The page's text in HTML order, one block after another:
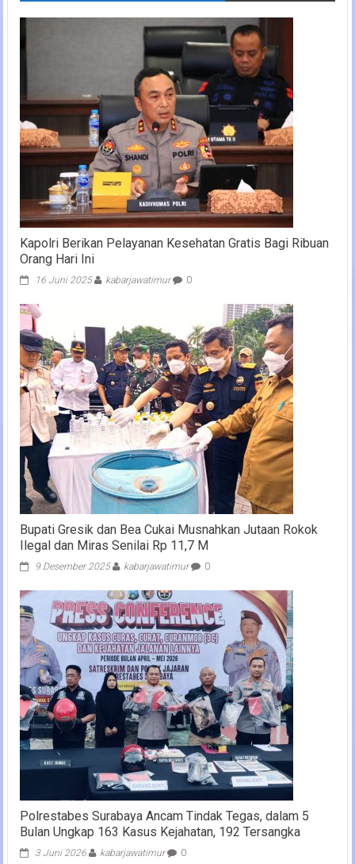
Kapolri Berikan Pelayanan Kesehatan Gratis Bagi Ribuan
Orang Hari Ini
16 Juni 2025 kabarjawatimur 0
Bupati Gresik dan Bea Cukai Musnahkan Jutaan Rokok
Ilegal dan Miras Senilai Rp 11,7 M
9 Desember 2025 kabarjawatimur 0
Polrestabes Surabaya Ancam Tindak Tegas, dalam 5
Bulan Ungkap 163 Kasus Kejahatan, 192 Tersangka
3 Juni 2026 kabarjawatimur 0